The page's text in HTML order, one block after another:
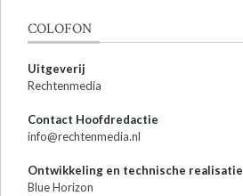
COLOFON
Uitgeverij
Rechtenmedia
Contact Hoofdredactie
info@rechtenmedia.nl
Ontwikkeling en technische realisatie
Blue Horizon